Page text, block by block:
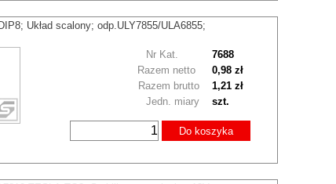
Układ scalony; odp.ULY7855/ULA6855;
Nr Kat. 7688
Razem brutto 1,21 zł
Razem netto 0,98 zł
Jedn. miary szt.
Do koszyka